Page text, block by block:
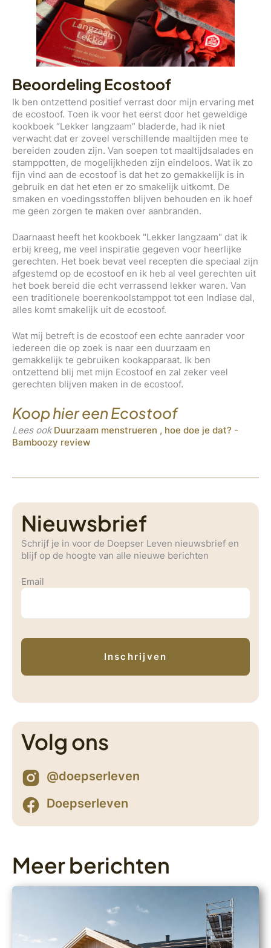
Beoordeling Ecostoof
Ik ben ontzettend positief verrast door mijn ervaring met
de ecostoof. Toen ik voor het eerst door het geweldige
kookboek “Lekker langzaam” bladerde, had ik niet
verwacht dat er zoveel verschillende maaltijden mee te
bereiden zouden zijn. Van soepen tot maaltijdsalades en
stamppotten, de mogelijkheden zijn eindeloos. Wat ik zo
fijn vind aan de ecostoof is dat het zo gemakkelijk is in
gebruik en dat het eten er zo smakelijk uitkomt. De
smaken en voedingsstoffen blijven behouden en ik hoef
me geen zorgen te maken over aanbranden.
Daarnaast heeft het kookboek "Lekker langzaam" dat ik
erbij kreeg, me veel inspiratie gegeven voor heerlijke
gerechten. Het boek bevat veel recepten die speciaal zijn
afgestemd op de ecostoof en ik heb al veel gerechten uit
het boek bereid die echt verrassend lekker waren. Van
een traditionele boerenkoolstamppot tot een Indiase dal,
alles komt smakelijk uit de ecostoof.
Wat mij betreft is de ecostoof een echte aanrader voor
iedereen die op zoek is naar een duurzaam en
gemakkelijk te gebruiken kookapparaat. Ik ben
ontzettend blij met mijn Ecostoof en zal zeker veel
gerechten blijven maken in de ecostoof.
Koop hier een Ecostoof
Lees ookDuurzaam menstrueren , hoe doe je dat? -
Bamboozy review
Nieuwsbrief
Schrijf je in voor de Doepser Leven nieuwsbrief en
blijf op de hoogte van alle nieuwe berichten
Email
Volg ons
@doepserleven
Doepserleven
Meer berichten